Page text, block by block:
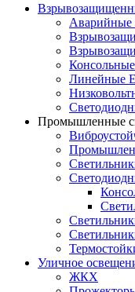
Аварийные
Линейные
Промышленные
Уличное
ЖКХ